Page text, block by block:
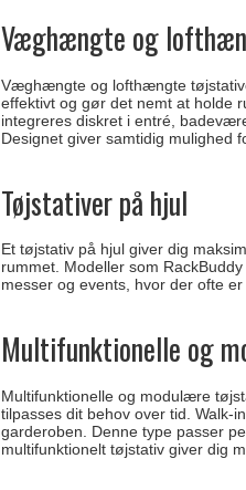
Væghængte og
Væghængte og lofthængte
effektivt og gør det nemt at holde
integreres diskret i entré,
Designet giver samtidig mulighed
Tøjstativer på hjul
Et tøjstativ på hjul giver dig
rummet. Modeller som
messer og events, hvor der ofte
Multifunktionelle og
Multifunktionelle og modulære
tilpasses dit behov over tid. Walk-
garderoben. Denne type passer
multifunktionelt tøjstativ giver dig